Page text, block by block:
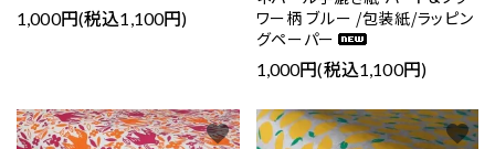
1,000円(税込1,100円)
ワー柄 ブルー /包装紙/ラッピン
グペーパー
1,000円(税込1,100円)
favorite favorite
キーワード